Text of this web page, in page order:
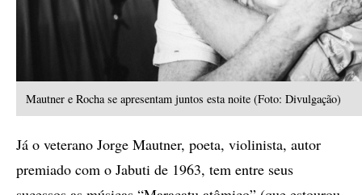
Mautner e Rocha se apresentam juntos esta noite (Foto: Divulgação)
Já o veterano Jorge Mautner, poeta, violinista, autor
premiado com o Jabuti de 1963, tem entre seus